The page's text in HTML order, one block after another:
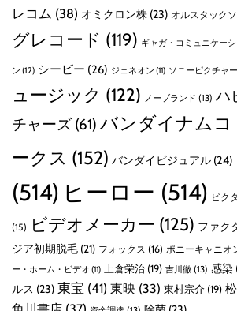
レコム (38) オミクロン株 (23) オルスタック
グレコード (119) ギャガ・コミュニケー
ン (12) シービー (26) ジェネオン (11) ソニーピクチャ
ュージック (122) ノーブランド (13) ハ
チャーズ (61) バンダイナムコ
ークス (152) バンダイビジュアル (24)
(514) ヒーロー (514) ビク
(15) ビデオメーカー (125) ファク
ジア初期脱毛 (21) フォックス (16) ポニーキャニオ
ー・ホーム・ビデオ (11) 上倉栄治 (19) 吉川徹 (13) 感染
ルス (23) 東宝 (41) 東映 (33) 東村宗介 (19)